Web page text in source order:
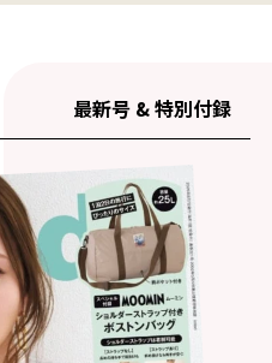
最新号 & 特別付録